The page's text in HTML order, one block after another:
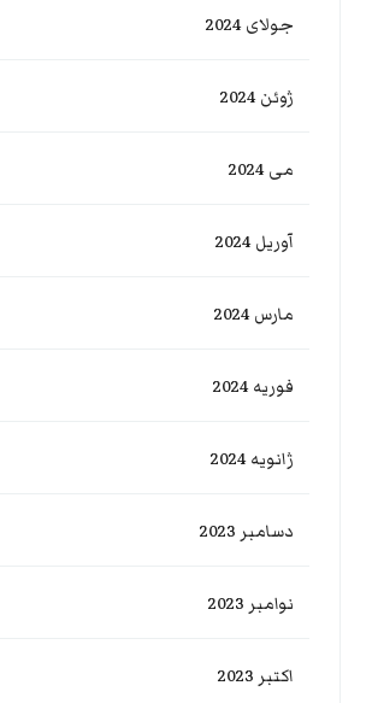
جولای 2024
ژوئن 2024
می 2024
آوریل 2024
مارس 2024
فوریه 2024
ژانویه 2024
دسامبر 2023
نوامبر 2023
اکتبر 2023